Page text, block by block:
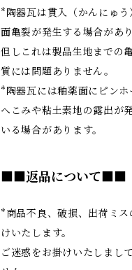
*陶器瓦は貫入（かんにゅ
面亀裂が発生する場合があり
但しこれは製品生地までの
質には問題ありません。
*陶器瓦には釉薬面にピン
へこみや粘土素地の露出が
いる場合があります。
■■返品について■■
*商品不良、破損、出荷ミ
けいたします。
ご迷惑をお掛けいたしまし